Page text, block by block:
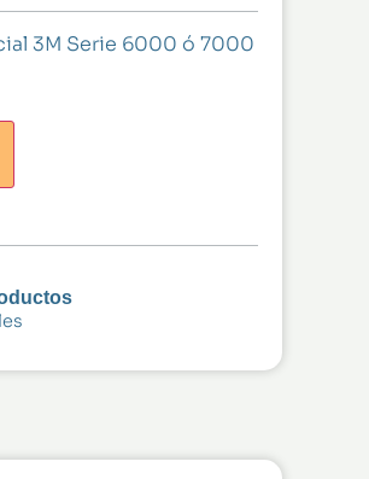
3M Serie 6000 ó 7000